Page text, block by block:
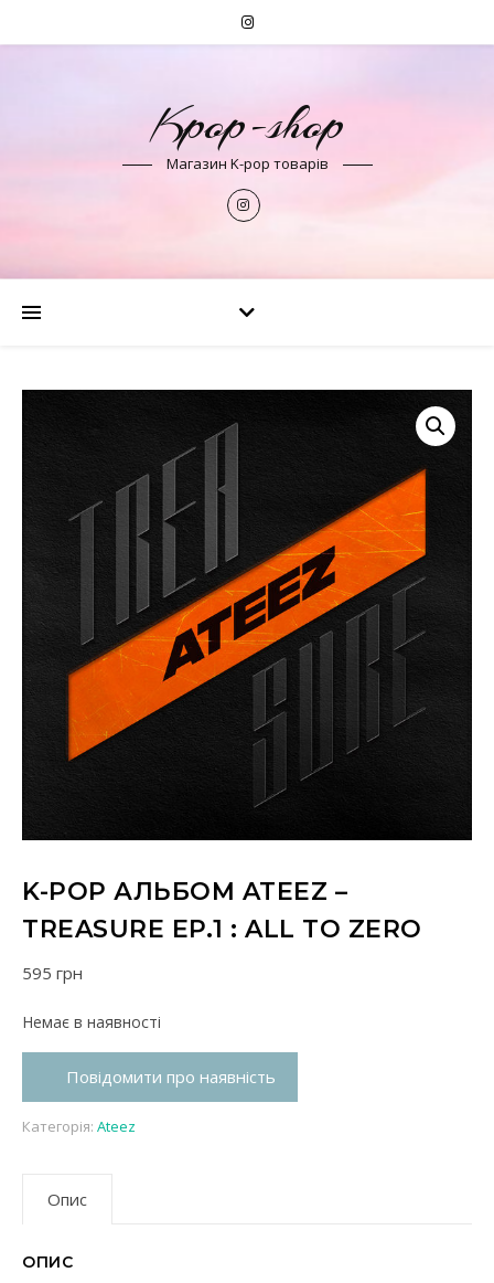
Kpop-shop
Магазин K-pop товарів
K-POP АЛЬБОМ ATEEZ –
TREASURE EP.1 : ALL TO ZERO
595 грн
Немає в наявності
Повідомити про наявність
Категорія: Ateez
Опис
ОПИС